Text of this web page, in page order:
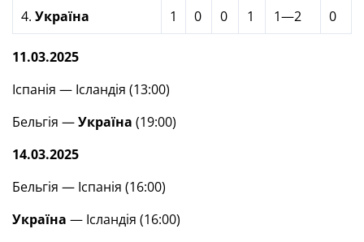
4. Україна 1 0 0 1 1—2 0
11.03.2025
Іспанія — Ісландія (13:00)
Бельгія —Україна (19:00)
14.03.2025
Бельгія — Іспанія (16:00)
Україна — Ісландія (16:00)